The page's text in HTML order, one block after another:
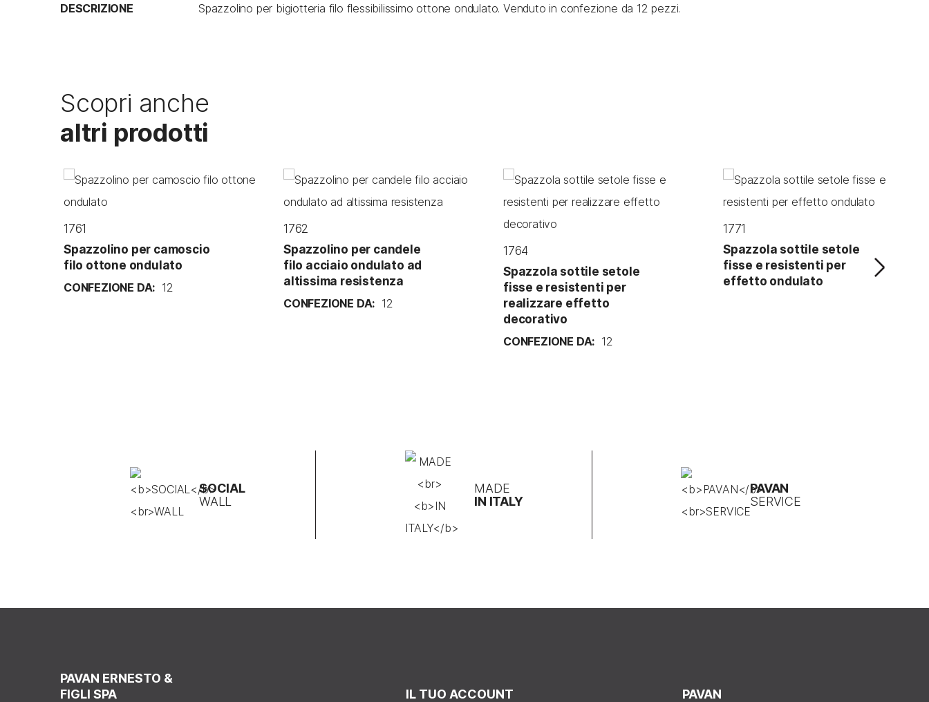
DESCRIZIONE Spazzolino per bigiotteria filo flessibilissimo ottone ondulato. Venduto in confezione da 12 pezzi.
Scopri anche
altri prodotti
1761
Spazzolino per camoscio
filo ottone ondulato
CONFEZIONE DA: 12
1762
Spazzolino per candele
filo acciaio ondulato ad
altissima resistenza
CONFEZIONE DA: 12
1764
Spazzola sottile setole
fisse e resistenti per
realizzare effetto
decorativo
CONFEZIONE DA: 12
1771
Spazzola sottile setole
fisse e resistenti per
effetto ondulato
NEXT
SOCIAL
WALL
MADE
IN ITALY
PAVAN
SERVICE
PAVAN ERNESTO &
FIGLI SPA
IL TUO ACCOUNT PAVAN